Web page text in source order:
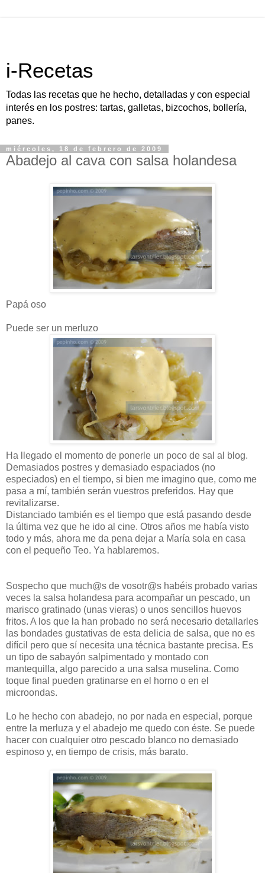
i-Recetas
Todas las recetas que he hecho, detalladas y con especial
interés en los postres: tartas, galletas, bizcochos, bollería,
panes.
miércoles, 18 de febrero de 2009
Abadejo al cava con salsa holandesa
Papá oso
Puede ser un merluzo
Ha llegado el momento de ponerle un poco de sal al blog.
Demasiados postres y demasiado espaciados (no
especiados) en el tiempo, si bien me imagino que, como me
pasa a mí, también serán vuestros preferidos. Hay que
revitalizarse.
Distanciado también es el tiempo que está pasando desde
la última vez que he ido al cine. Otros años me había visto
todo y más, ahora me da pena dejar a María sola en casa
con el pequeño Teo. Ya hablaremos.
Sospecho que much@s de vosotr@s habéis probado varias
veces la salsa holandesa para acompañar un pescado, un
marisco gratinado (unas vieras) o unos sencillos huevos
fritos. A los que la han probado no será necesario detallarles
las bondades gustativas de esta delicia de salsa, que no es
difícil pero que sí necesita una técnica bastante precisa. Es
un tipo de sabayón salpimentado y montado con
mantequilla, algo parecido a una salsa muselina. Como
toque final pueden gratinarse en el horno o en el
microondas.
Lo he hecho con abadejo, no por nada en especial, porque
entre la merluza y el abadejo me quedo con éste. Se puede
hacer con cualquier otro pescado blanco no demasiado
espinoso y, en tiempo de crisis, más barato.